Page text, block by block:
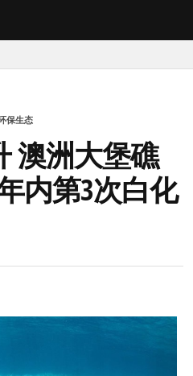
保生态
澳洲大堡礁
内第3次白化